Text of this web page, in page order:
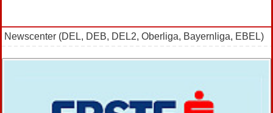
Newscenter (DEL, DEB, DEL2, Oberliga, Bayernliga, EBEL)